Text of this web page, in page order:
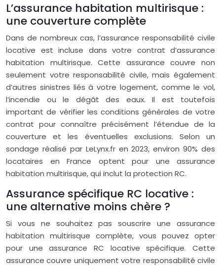
L’assurance habitation multirisque :
une couverture complète
Dans de nombreux cas, l’assurance responsabilité civile
locative est incluse dans votre contrat d’assurance
habitation multirisque. Cette assurance couvre non
seulement votre responsabilité civile, mais également
d’autres sinistres liés à votre logement, comme le vol,
l’incendie ou le dégât des eaux. Il est toutefois
important de vérifier les conditions générales de votre
contrat pour connaître précisément l’étendue de la
couverture et les éventuelles exclusions. Selon un
sondage réalisé par LeLynx.fr en 2023, environ 90% des
locataires en France optent pour une assurance
habitation multirisque, qui inclut la protection RC.
Assurance spécifique RC locative :
une alternative moins chère ?
Si vous ne souhaitez pas souscrire une assurance
habitation multirisque complète, vous pouvez opter
pour une assurance RC locative spécifique. Cette
assurance couvre uniquement votre responsabilité civile